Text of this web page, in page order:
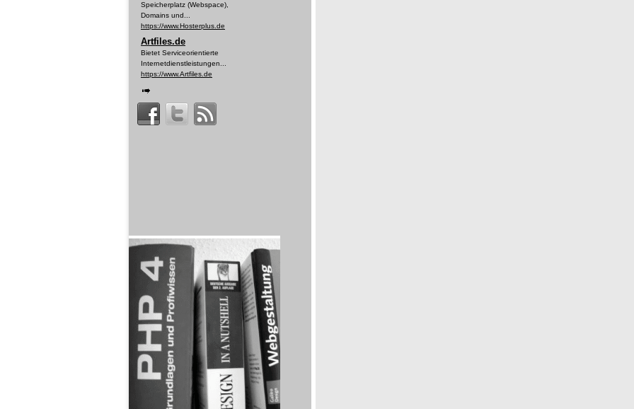
Speicherplatz (Webspace),
Domains und...
https://www.Hosterplus.de
Artfiles.de
Bietet Serviceorientierte
Internetdienstleistungen...
https://www.Artfiles.de